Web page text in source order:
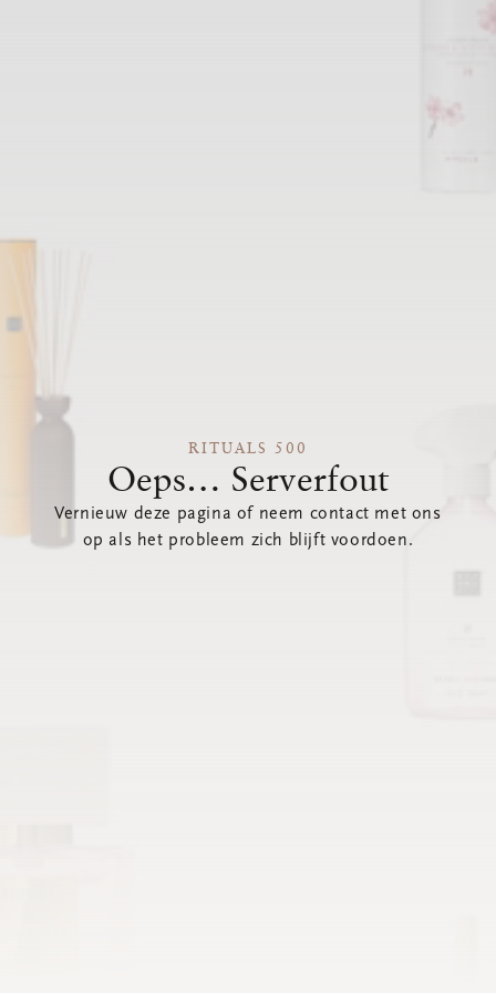
RITUALS 500
Oeps… Serverfout
Vernieuw deze pagina of neem contact met ons
op als het probleem zich blijft voordoen.